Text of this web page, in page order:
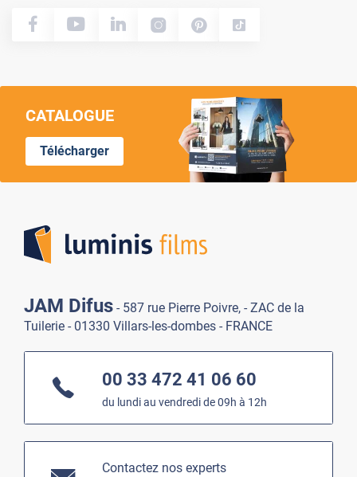
CATALOGUE
Télécharger
JAM Difus - 587 rue Pierre Poivre, - ZAC de la
Tuilerie - 01330 Villars-les-dombes - FRANCE
00 33 472 41 06 60
du lundi au vendredi de 09h à 12h
Contactez nos experts